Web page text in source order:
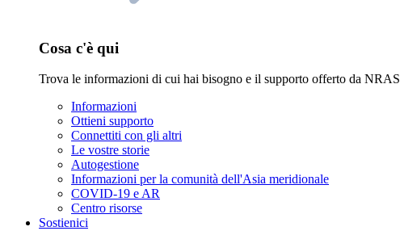
Cosa c'è qui
Trova le informazioni di cui hai bisogno e il supporto offerto da NRAS
Informazioni
Ottieni supporto
Connettiti con gli altri
Le vostre storie
Autogestione
Informazioni per la comunità dell'Asia meridionale
COVID-19 e AR
Centro risorse
Sostienici